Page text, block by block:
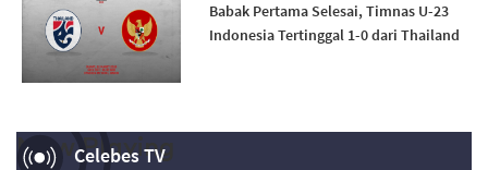
Babak Pertama Selesai, Timnas U-23
Indonesia Tertinggal 1-0 dari Thailand
Celebes TV
Now Playing